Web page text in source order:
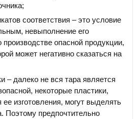
соответствия – это условие
невыполнение его
производстве опасной продукции,
может негативно сказаться на
– далеко не вся тара является
некоторые пластики,
изготовления, могут выделять
Поэтому предпочтительно